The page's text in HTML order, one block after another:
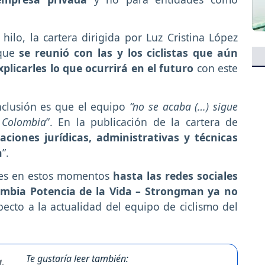
la cartera dirigida por Luz Cristina López
se reunió con las y los ciclistas que aún
lo que ocurrirá en el futuro con este
es que el equipo “no se acaba (…) sigue
”. En la publicación de la cartera de
jurídicas, administrativas y técnicas
”.
en estos momentos hasta las redes sociales
Potencia de la Vida – Strongman ya no
a la actualidad del equipo de ciclismo del
Te gustaría leer también: